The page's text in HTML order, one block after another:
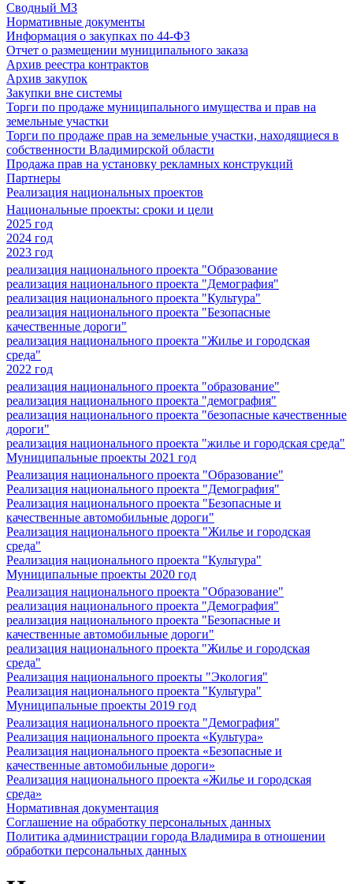
Сводный МЗ
Нормативные документы
Информация о закупках по 44-ФЗ
Отчет о размещении муниципального заказа
Архив реестра контрактов
Архив закупок
Закупки вне системы
Торги по продаже муниципального имущества и прав на
земельные участки
Торги по продаже прав на земельные участки, находящиеся в
собственности Владимирской области
Продажа прав на установку рекламных конструкций
Партнеры
Реализация национальных проектов
Национальные проекты: сроки и цели
2025 год
2024 год
2023 год
реализация национального проекта "Образование
реализация национального проекта "Демография"
реализация национального проекта "Культура"
реализация национального проекта "Безопасные
качественные дороги"
реализация национального проекта "Жилье и городская
среда"
2022 год
реализация национального проекта "образование"
реализация национального проекта "демография"
реализация национального проекта "безопасные качественные
дороги"
реализация национального проекта "жилье и городская среда"
Муниципальные проекты 2021 год
Реализация национального проекта "Образование"
Реализация национального проекта "Демография"
Реализация национального проекта "Безопасные и
качественные автомобильные дороги"
Реализация национального проекта "Жилье и городская
среда"
Реализация национального проекта "Культура"
Муниципальные проекты 2020 год
Реализация национального проекта "Образование"
реализация национального проекта "Демография"
реализация национального проекта "Безопасные и
качественные автомобильные дороги"
реализация национального проекта "Жилье и городская
среда"
Реализация национального проекты "Экология"
Реализация национального проекта "Культура"
Муниципальные проекты 2019 год
Реализация национального проекта "Демография"
Реализация национального проекта «Культура»
Реализация национального проекта «Безопасные и
качественные автомобильные дороги»
Реализация национального проекта «Жилье и городская
среда»
Нормативная документация
Соглашение на обработку персональных данных
Политика администрации города Владимира в отношении
обработки персональных данных